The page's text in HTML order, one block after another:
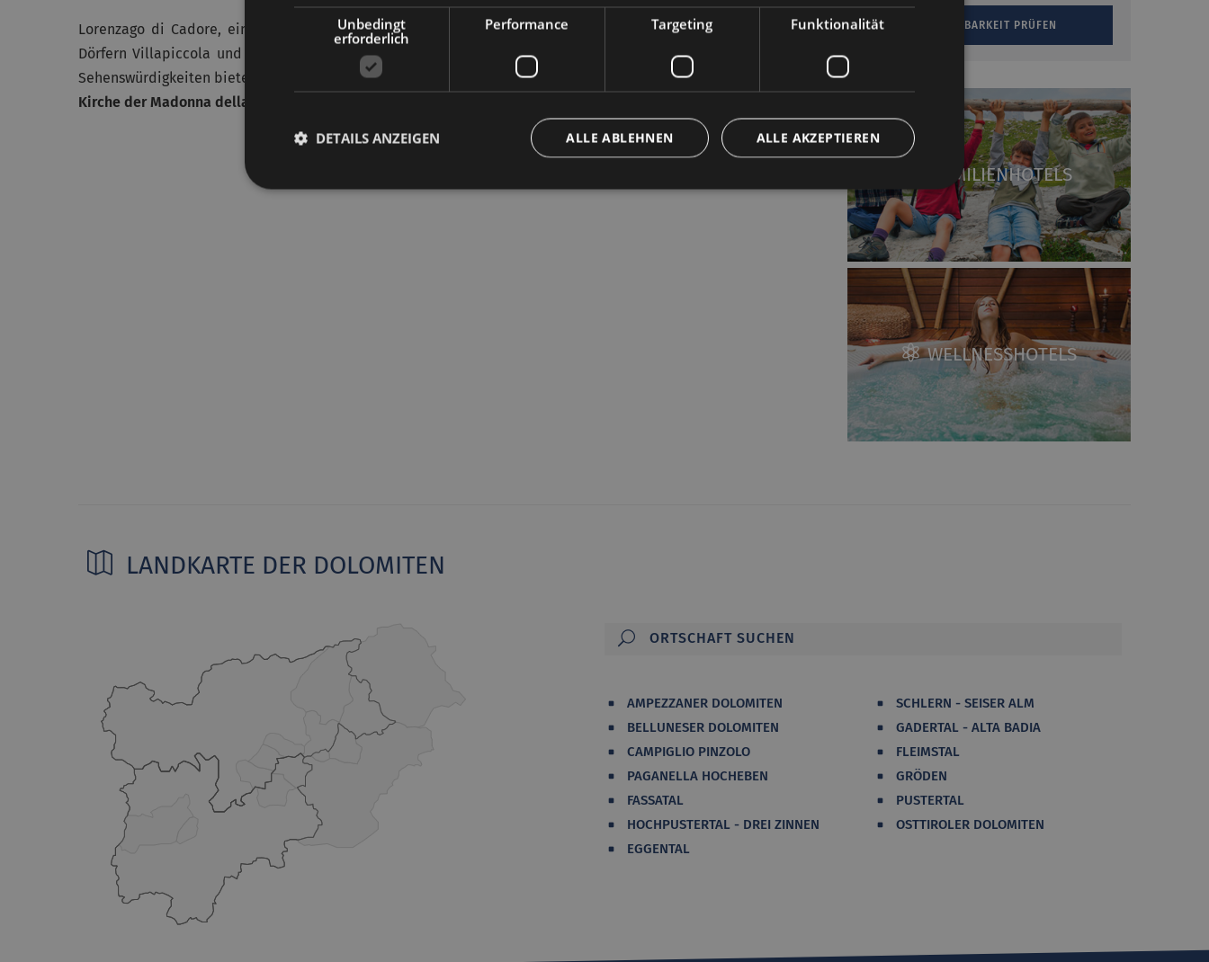
FAMILIENHOTELS
WELLNESSHOTELS
Lorenzago di Cadore, ein auch bei Papst Johannes Paul II.
sehr beliebtes Reiseziel, ist eine aus den zwei
Dörfern Villapiccola und Villagrande bestehende Gemeinde, die dem begeisterten Kunsttouristen wertvolle
Sehenswürdigkeiten bietet, wie die
Pfarrkirche aus dem 18. Jh., dieCasa dei Tremonti
aus dem 16. Jh. und die
Kirche der Madonna della Difesa (Madonna der Verteidigung
LANDKARTE DER DOLOMITEN
AMPEZZANER DOLOMITEN
BELLUNESER DOLOMITEN
CAMPIGLIO PINZOLO
PAGANELLA HOCHEBEN
FASSATAL
HOCHPUSTERTAL - DREI ZINNEN
EGGENTAL
SCHLERN - SEISER ALM
GADERTAL - ALTA BADIA
FLEIMSTAL
GRÖDEN
PUSTERTAL
OSTTIROLER DOLOMITEN
Unbedingt
erforderlich
Performance Targeting Funktionalität
ALLE AKZEPTIEREN
ALLE ABLEHNEN
DETAILS ANZEIGEN